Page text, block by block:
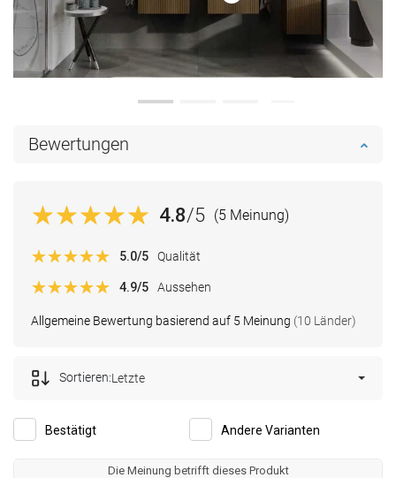
Bewertungen
4.8/5 (5 Meinung)
Allgemeine Bewertung basierend auf 5 Meinung (10 Länder)
5.0/5 Qualität
4.9/5 Aussehen
Bestätigt Andere Varianten
Sortieren:Letzte
Die Meinung betrifft dieses Produkt